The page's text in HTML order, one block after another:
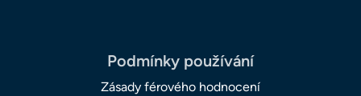
Podmínky používání
Zásady férového hodnocení